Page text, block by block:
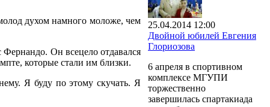
духом намного моложе, чем
Фернандо. Он всецело отдавался
которые стали им близки.
Я буду по этому скучать. Я
25.04.2014 12:00
Двойной юбилей Евгения
Глориозова
6 апреля в спортивном
комплексе МГУПИ
торжественно
завершилась спартакиада